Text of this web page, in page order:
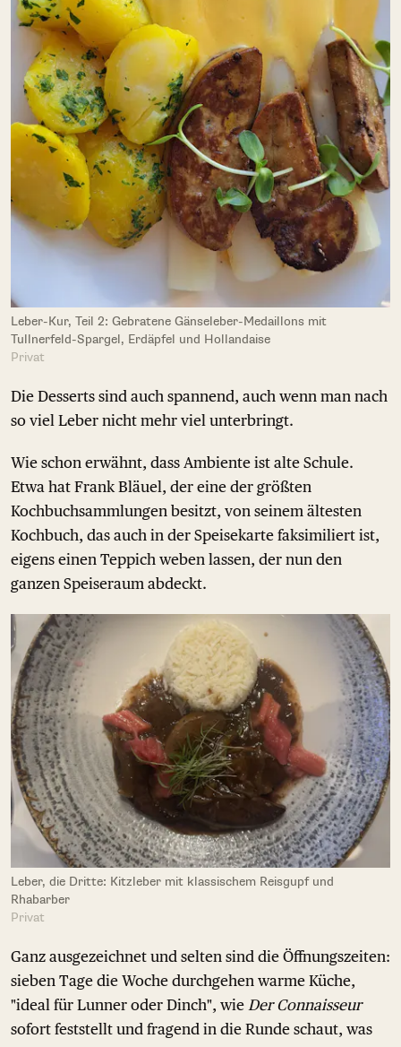
Leber-Kur, Teil 2: Gebratene Gänseleber-Medaillons mit
Tullnerfeld-Spargel, Erdäpfel und Hollandaise
Privat
Die Desserts sind auch spannend, auch wenn man nach
so viel Leber nicht mehr viel unterbringt.
Wie schon erwähnt, dass Ambiente ist alte Schule.
Etwa hat Frank Bläuel, der eine der größten
Kochbuchsammlungen besitzt, von seinem ältesten
Kochbuch, das auch in der Speisekarte faksimiliert ist,
eigens einen Teppich weben lassen, der nun den
ganzen Speiseraum abdeckt.
Leber, die Dritte: Kitzleber mit klassischem Reisgupf und
Rhabarber
Privat
Ganz ausgezeichnet und selten sind die Öffnungszeiten:
sieben Tage die Woche durchgehen warme Küche,
"ideal für Lunner oder Dinch", wie Der Connaisseur
sofort feststellt und fragend in die Runde schaut, was